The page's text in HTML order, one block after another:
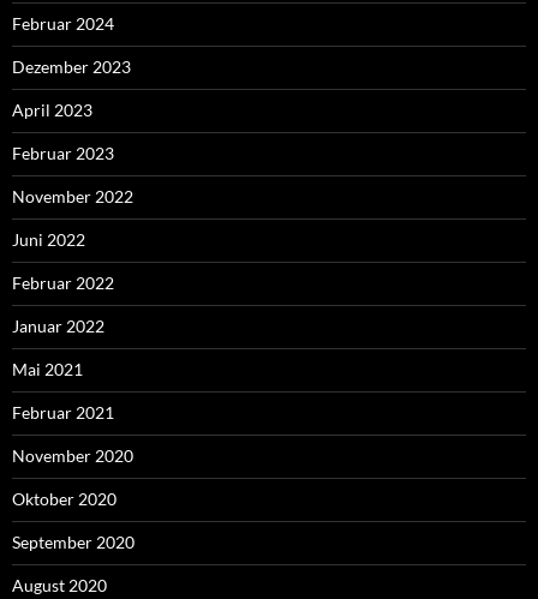
Februar 2024
Dezember 2023
April 2023
Februar 2023
November 2022
Juni 2022
Februar 2022
Januar 2022
Mai 2021
Februar 2021
November 2020
Oktober 2020
September 2020
August 2020